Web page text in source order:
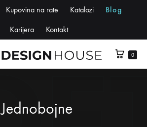
Kupovina na rate Katalozi Blog
Karijera Kontakt
0
Jednobojne